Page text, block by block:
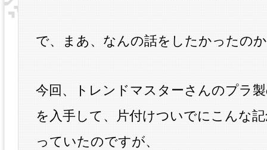
で、まあ、なんの話をしたかったの
今回、トレンドマスターさんのプラ
を入手して、片付けついでにこんな
っていたのですが、